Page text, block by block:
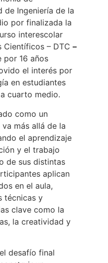
de Ingeniería de la
por finalizada la
interescolar
Científicos – DTC –
por 16 años
el interés por
en estudiantes
cuarto medio.
como un
más allá de la
el aprendizaje
y el trabajo
de sus distintas
aplican
en el aula,
técnicas y
clave como la
la creatividad y
desafío final